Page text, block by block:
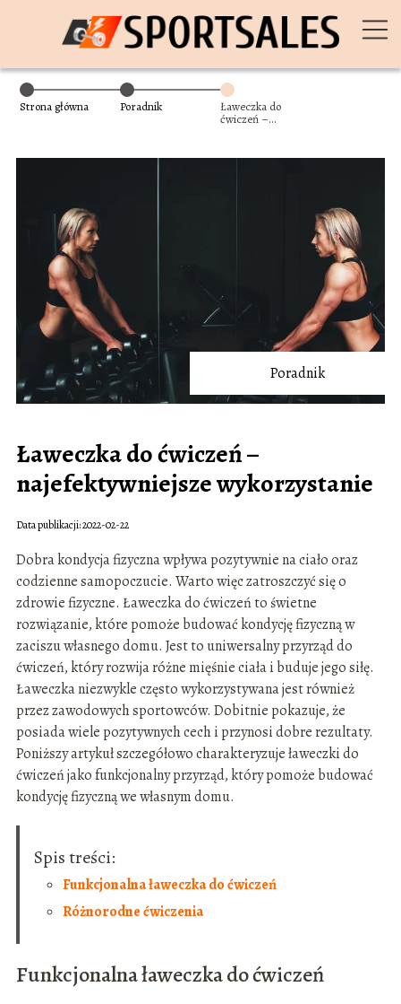
Strona główna Poradnik
Ławeczka do
ćwiczeń –
Poradnik
Ławeczka do ćwiczeń –
najefektywniejsze wykorzystanie
Data publikacji: 2022-02-22
Dobra kondycja fizyczna wpływa pozytywnie na ciało oraz
codzienne samopoczucie. Warto więc zatroszczyć się o
zdrowie fizyczne. Ławeczka do ćwiczeń to świetne
rozwiązanie, które pomoże budować kondycję fizyczną w
zaciszu własnego domu. Jest to uniwersalny przyrząd do
ćwiczeń, który rozwija różne mięśnie ciała i buduje jego siłę.
Ławeczka niezwykle często wykorzystywana jest również
przez zawodowych sportowców. Dobitnie pokazuje, że
posiada wiele pozytywnych cech i przynosi dobre rezultaty.
Poniższy artykuł szczegółowo charakteryzuje ławeczki do
ćwiczeń jako funkcjonalny przyrząd, który pomoże budować
kondycję fizyczną we własnym domu.
Spis treści:
Funkcjonalna ławeczka do ćwiczeń
Różnorodne ćwiczenia
Funkcjonalna ławeczka do ćwiczeń